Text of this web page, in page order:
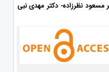
مسعود نظرزاده- دکتر مهدی نبی